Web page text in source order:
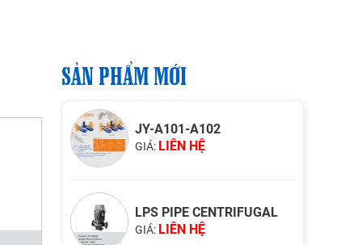
SẢN PHẨM MỚI
JY-A101-A102
GIÁ: LIÊN HỆ
LPS PIPE CENTRIFUGAL
GIÁ: LIÊN HỆ